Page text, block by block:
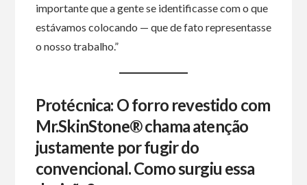
importante que a gente se identificasse com o que
estávamos colocando — que de fato representasse
o nosso trabalho.”
Protécnica: O forro revestido com
Mr.SkinStone® chama atenção
justamente por fugir do
convencional. Como surgiu essa